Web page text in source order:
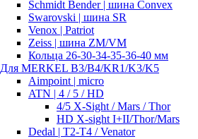
Schmidt Bender | шина Convex
Swarovski | шина SR
Venox | Patriot
Zeiss | шина ZM/VM
Кольца 26-30-34-35-36-40 мм
Для MERKEL B3/B4/KR1/K3/K5
Aimpoint | micro
ATN | 4 / 5 / HD
4/5 X-Sight / Mars / Thor
HD X-sight I+II/Thor/Mars
Dedal | T2-T4 / Venator